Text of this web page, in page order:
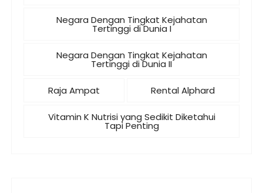
Negara Dengan Tingkat Kejahatan
Tertinggi di Dunia I
Negara Dengan Tingkat Kejahatan
Tertinggi di Dunia II
Raja Ampat Rental Alphard
Vitamin K Nutrisi yang Sedikit Diketahui
Tapi Penting